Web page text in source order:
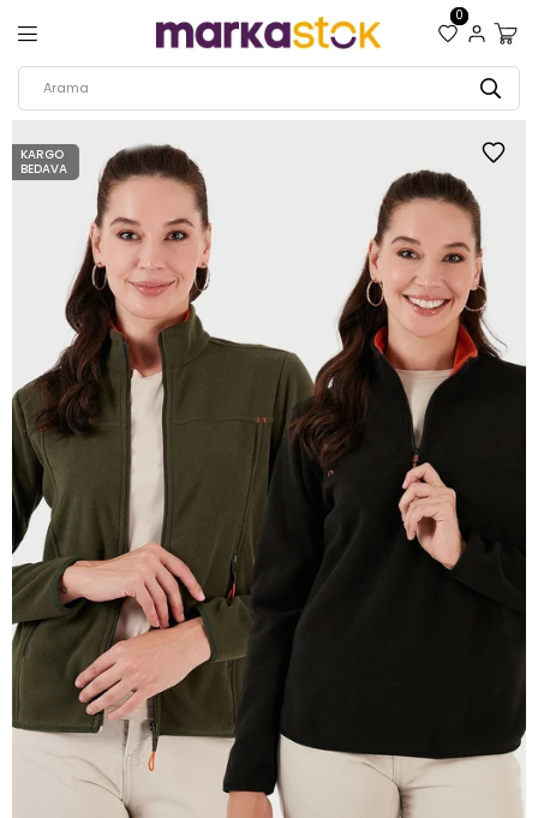
0
KARGO
BEDAVA